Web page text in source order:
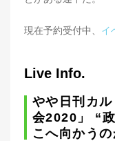
現在予約受付中、 イ
Live Info.
やや日刊カ
会2020」 “
こへ向かう